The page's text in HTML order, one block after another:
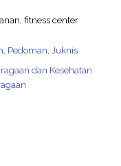
fitness center
Pedoman, Juknis
dan Kesehatan